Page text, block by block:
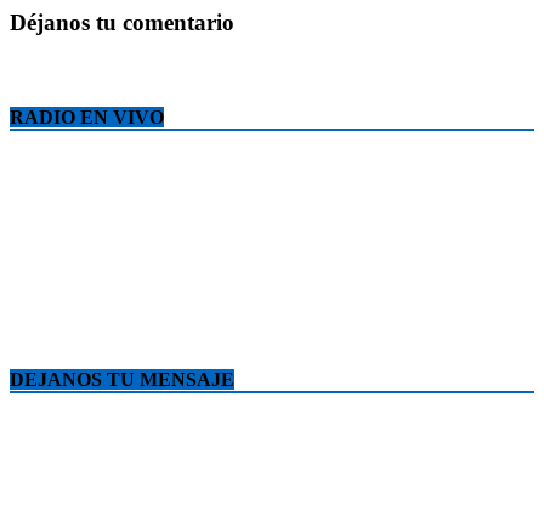
Déjanos tu comentario
RADIO EN VIVO
DEJANOS TU MENSAJE